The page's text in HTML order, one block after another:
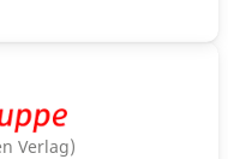
Verlag)